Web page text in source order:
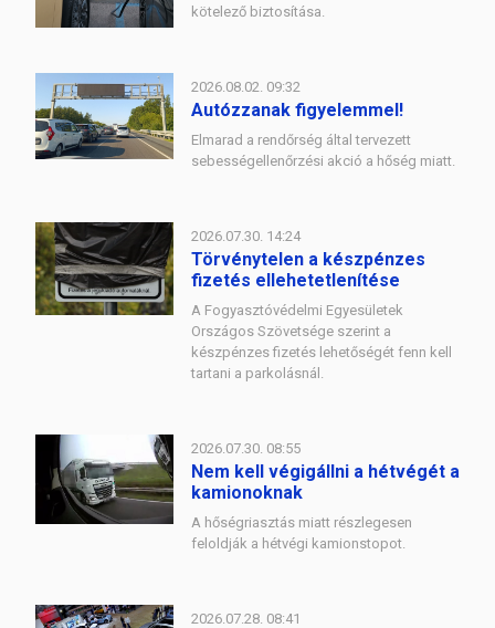
kötelező biztosítása.
2026.08.02. 09:32
Autózzanak figyelemmel!
Elmarad a rendőrség által tervezett
sebességellenőrzési akció a hőség miatt.
2026.07.30. 14:24
Törvénytelen a készpénzes
fizetés ellehetetlenítése
A Fogyasztóvédelmi Egyesületek
Országos Szövetsége szerint a
készpénzes fizetés lehetőségét fenn kell
tartani a parkolásnál.
2026.07.30. 08:55
Nem kell végigállni a hétvégét a
kamionoknak
A hőségriasztás miatt részlegesen
feloldják a hétvégi kamionstopot.
2026.07.28. 08:41